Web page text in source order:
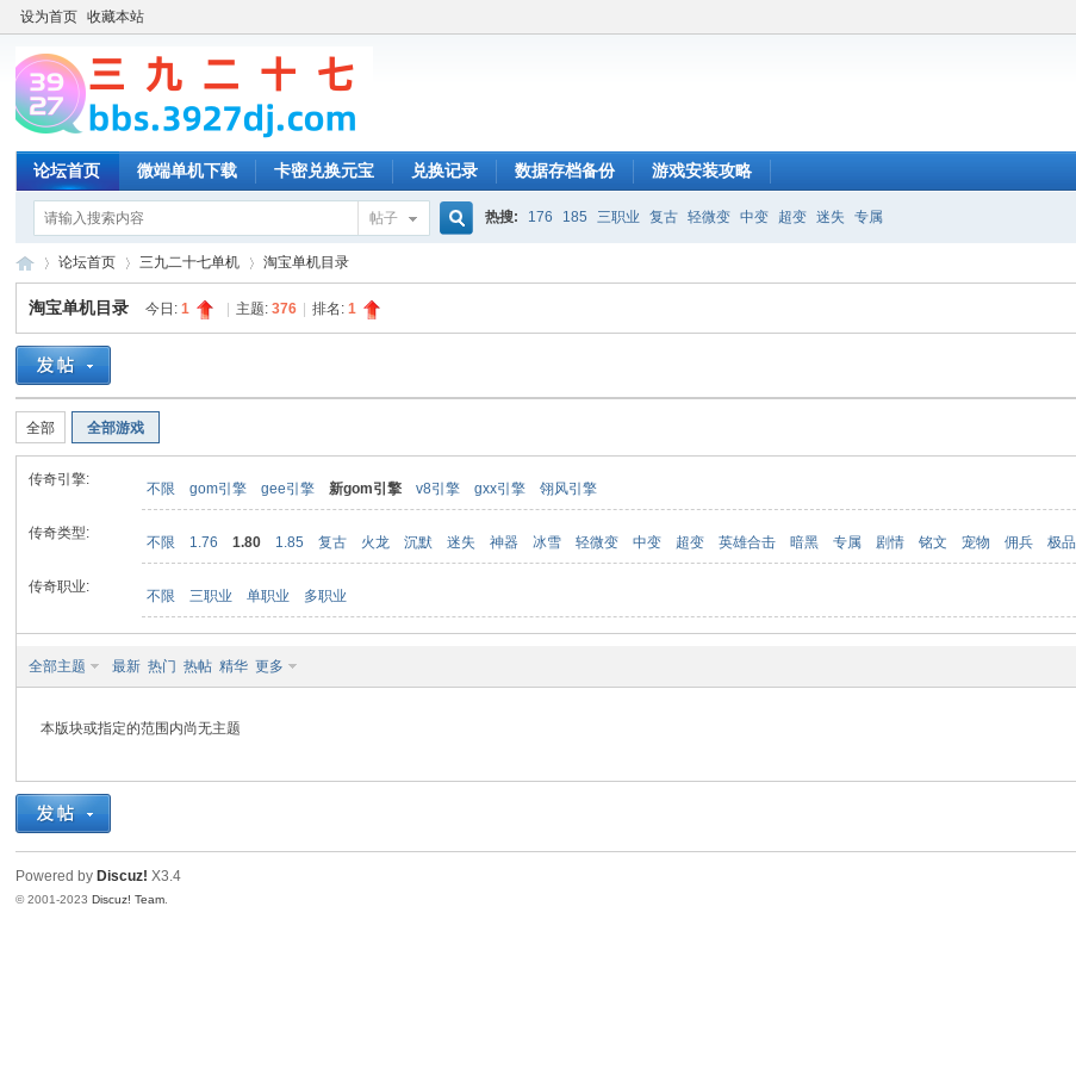
设为首页 收藏本站
论坛首页 微端单机下载 卡密兑换元宝 兑换记录 数据存档备份 游戏安装攻略
帖子 热搜: 176 185 三职业 复古 轻微变 中变 超变 迷失 专属
»
论坛首页 三九二十七单机 淘宝单机目录
淘宝单机目录 今日:1 主题:376 排名:1
全部 全部游戏
传奇引擎:
不限 gom引擎 gee引擎 新gom引擎 v8引擎 gxx引擎 翎风引擎
传奇类型:
不限 1.76 1.80 1.85 复古 火龙 沉默 迷失 神器 冰雪 轻微变 中变 超变 英雄合击 暗黑 专属 剧情 铭文 宠物 佣兵 极品
传奇职业:
不限 三职业 单职业 多职业
全部主题 最新 热门 热帖 精华 更多
本版块或指定的范围内尚无主题
Powered by Discuz! X3.4
© 2001-2023Discuz! Team